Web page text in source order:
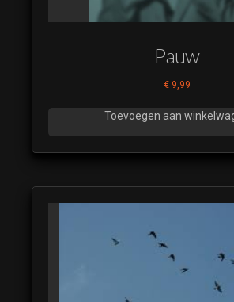
Pauw
€ 9,99
Toevoegen aan